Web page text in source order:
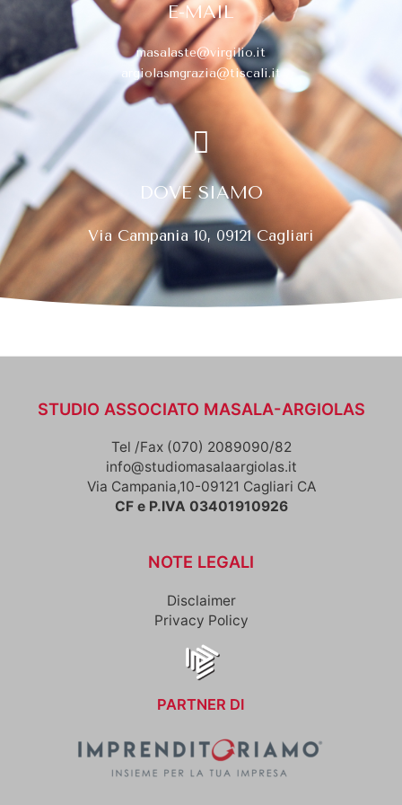
E-MAIL
masalaste@virgilio.it
argiolasmgrazia@tiscali.it
DOVE SIAMO
Via Campania 10, 09121 Cagliari
STUDIO ASSOCIATO MASALA-ARGIOLAS
Tel /Fax (070) 2089090/82
info@studiomasalaargiolas.it
Via Campania,10-09121 Cagliari CA
CF e P.IVA 03401910926
NOTE LEGALI
Disclaimer
Privacy Policy
PARTNER DI